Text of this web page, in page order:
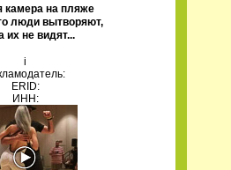
камера на пляже
люди вытворяют,
их не видят...
i
ERID:
ИНН: